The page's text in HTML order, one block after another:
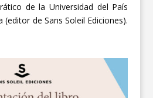
de la Universidad del País
(editor de Sans Soleil Ediciones).